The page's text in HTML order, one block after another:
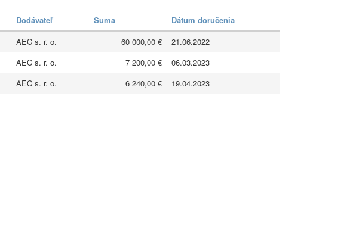
Dodávateľ Suma
Dátum doručenia
AEC s. r. o. 60 000,00 €
21.06.2022
AEC s. r. o. 7 200,00 €
06.03.2023
AEC s. r. o. 6 240,00 € 19.04.2023